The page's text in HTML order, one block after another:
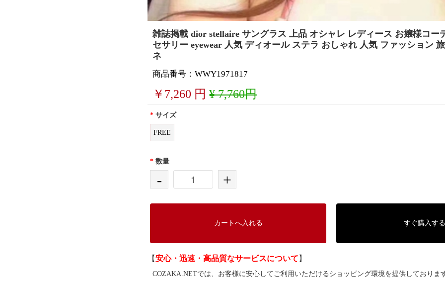
雑誌掲載 dior stellaire サングラス 上品 オシャレ レディース お嬢様コー
セサリー eyewear 人気 ディオール ステラ おしゃれ 人気 ファッション
ネ
商品番号：WWY1971817
￥ 7,260 円 ¥ 7,760円
* サイズ
FREE
* 数量
- +
カートへ入れる すぐ購入する
【安心・迅速・高品質なサービスについて 】
COZAKA.NETでは、お客様に安心してご利用いただけるショッピング環境を提供しておりま